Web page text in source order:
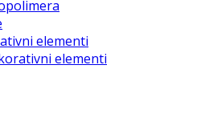
elementi
elementi